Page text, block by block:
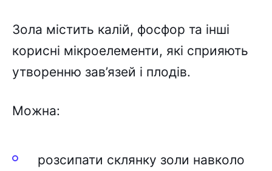
Зола містить калій, фосфор та інші
корисні мікроелементи, які сприяють
утворенню зав’язей і плодів.
Можна:
розсипати склянку золи навколо